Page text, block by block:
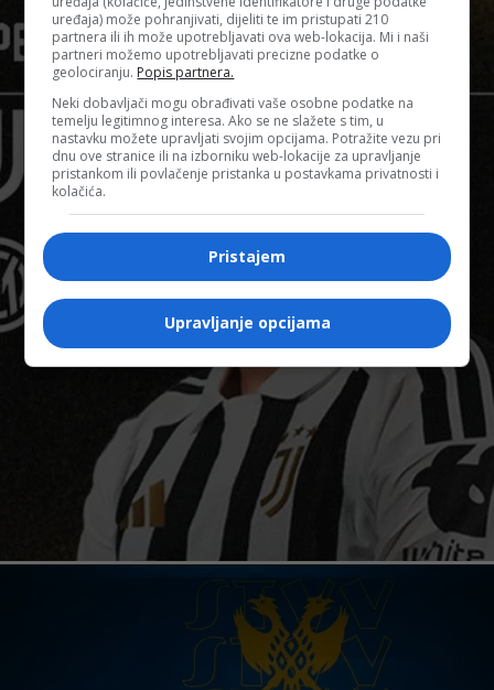
Alajbegović danas debituje za Juve, evo
gdje gledati utakmicu
Redakcija_4 - 8 Augusta, 2026
uređaja) može pohranjivati, dijeliti te im pristupati 210
partnera ili ih može upotrebljavati ova web-lokacija. Mi i naši
partneri možemo upotrebljavati precizne podatke o
geolociranju. Popis partnera.
Neki dobavljači mogu obrađivati vaše osobne podatke na
temelju legitimnog interesa. Ako se ne slažete s tim, u
nastavku možete upravljati svojim opcijama. Potražite vezu pri
dnu ove stranice ili na izborniku web-lokacije za upravljanje
pristankom ili povlačenje pristanka u postavkama privatnosti i
kolačića.
Pristajem
Upravljanje opcijama